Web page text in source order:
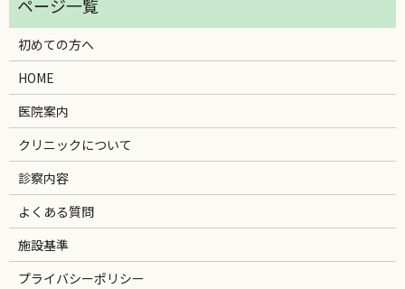
初めての方へ
HOME
医院案内
クリニックについて
診察内容
よくある質問
施設基準
プライバシーポリシー